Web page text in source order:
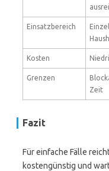
Einsatzbereich
Kosten
Grenzen
Zeit
Fazit
Für einfache Fälle
kostengünstig und